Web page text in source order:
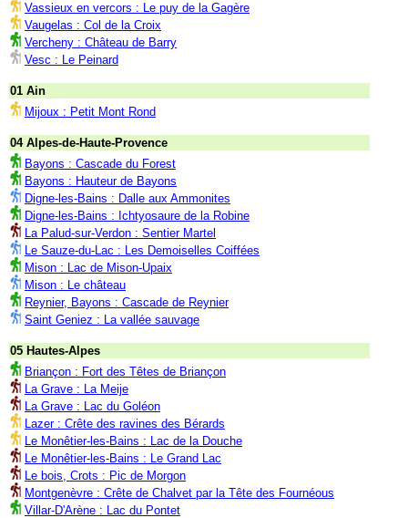
Vassieux en vercors : Le puy de la Gagère
Vaugelas : Col de la Croix
Vercheny : Château de Barry
Vesc : Le Peinard
01 Ain
Mijoux : Petit Mont Rond
04 Alpes-de-Haute-Provence
Bayons : Cascade du Forest
Bayons : Hauteur de Bayons
Digne-les-Bains : Dalle aux Ammonites
Digne-les-Bains : Ichtyosaure de la Robine
La Palud-sur-Verdon : Sentier Martel
Le Sauze-du-Lac : Les Demoiselles Coiffées
Mison : Lac de Mison-Upaix
Mison : Le château
Reynier, Bayons : Cascade de Reynier
Saint Geniez : La vallée sauvage
05 Hautes-Alpes
Briançon : Fort des Têtes de Briançon
La Grave : La Meije
La Grave : Lac du Goléon
Lazer : Crête des ravines des Bérards
Le Monêtier-les-Bains : Lac de la Douche
Le Monêtier-les-Bains : Le Grand Lac
Le bois, Crots : Pic de Morgon
Montgenèvre : Crête de Chalvet par la Tête des Fournéous
Villar-D'Arène : Lac du Pontet